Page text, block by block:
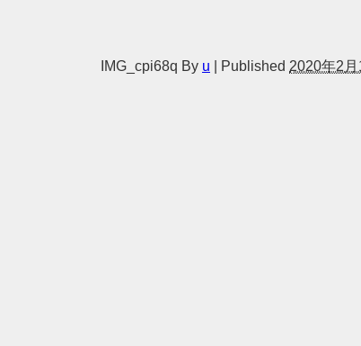
IMG_cpi68q By u Published 2020年2月